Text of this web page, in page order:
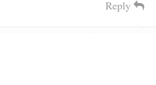
Reply